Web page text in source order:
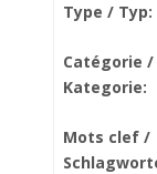
Type / Typ:
Catégorie /
Kategorie:
Mots clef /